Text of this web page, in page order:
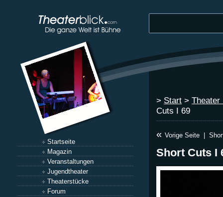
Startseite
Magazin
Veranstaltungen
Jugendtheater
Theaterstücke
Forum
> Start > Theater
Cuts I 69
« Vorige Seite
Short Cuts I